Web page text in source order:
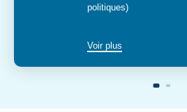
politiques)
Voir plus